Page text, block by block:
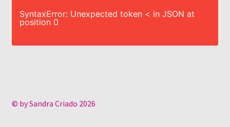
SyntaxError: Unexpected token < in JSON at
position 0
© by Sandra Criado 2026